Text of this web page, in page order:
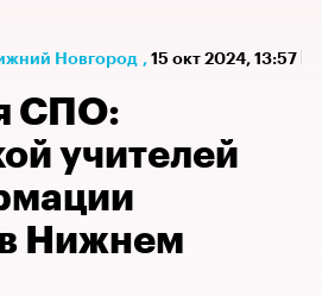
Новгород , 15 окт 2024, 13:57
СПО:
учителей
Нижнем